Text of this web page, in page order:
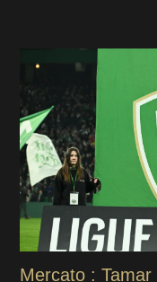
Mercato : Tamar